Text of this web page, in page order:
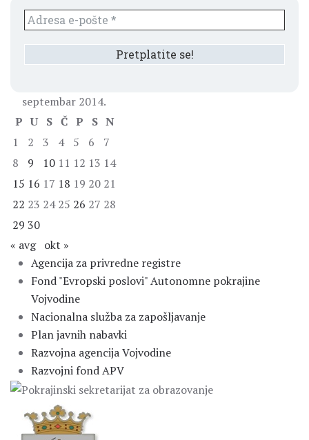
septembar 2014.
P U S Č P S N
1
2 3 4 5 6
7
8
9 10 11 12 13 14
15 16 17 18 19 20 21
22 23 24 25 26 27 28
29 30
« avg okt »
Agencija za privredne registre
Fond "Evropski poslovi" Autonomne pokrajine
Vojvodine
Nacionalna služba za zapošljavanje
Plan javnih nabavki
Razvojna agencija Vojvodine
Razvojni fond APV